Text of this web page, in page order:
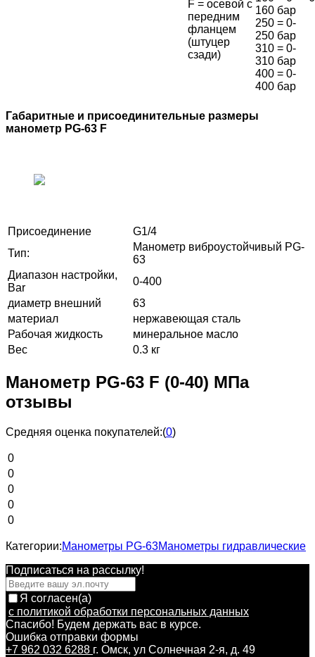
F = осевой с
передним
фланцем
(штуцер
сзади)
160 бар
250 = 0-
250 бар
310 = 0-
310 бар
400 = 0-
400 бар
Габаритные и присоединительные размеры
манометр PG-63 F
Присоединение
G1/4
Тип:
Манометр виброустойчивый PG-
63
Диапазон настройки,
Bar
0-400
диаметр внешний
63
материал
нержавеющая сталь
Рабочая жидкость
минеральное масло
Вес
0.3 кг
Манометр PG-63 F (0-40) МПа
отзывы
Средняя оценка покупателей:(0)
0
0
0
0
0
Категории:Манометры PG-63Манометры гидравлические
Подписаться на рассылкy!
Я согласен(a)
с политикой обработки персональных данных
Спасибо! Будем держать вас в курсе.
Ошибка отправки формы
+7 962 032 6288 г. Омск, ул Солнечная 2-я, д. 49